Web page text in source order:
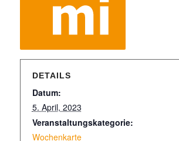
DETAILS
Datum:
5. April, 2023
Veranstaltungskategorie:
Wochenkarte